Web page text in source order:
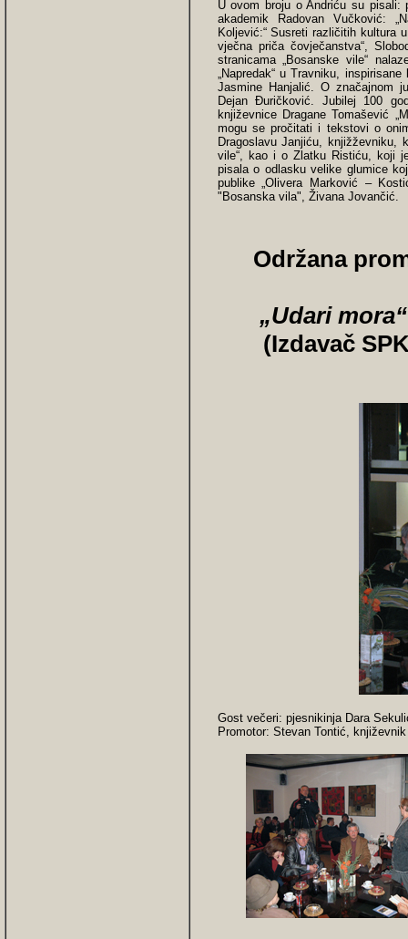
U ovom broju o Andriću su pisali:
akademik Radovan Vučković:
Koljević:“ Susreti različitih kultura
vječna priča čovječanstva“,
stranicama „Bosanske vile“
„Napredak“ u Travniku,
Jasmine Hanjalić. O značajnom
Dejan Đuričković. Jubilej 100
književnice Dragane Tomašević
mogu se pročitati i tekstovi o
Dragoslavu Janjiću, knjižževniku,
vile“, kao i o Zlatku Ristiću, koji
pisala o odlasku velike glumice
publike „Olivera Marković –
"Bosanska vila", Živana Jovančić.
Održana
„Udari
(Izdavač
Gost večeri: pjesnikinja Dara
Promotor: Stevan Tontić, književnik